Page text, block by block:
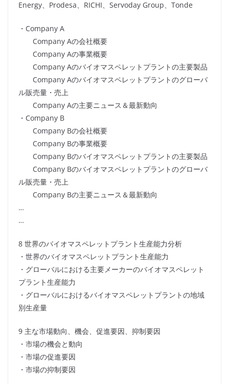
Energy、Prodesa、RICHI、Servoday Group、Tonde
・Company A
Company Aの会社概要
Company Aの事業概要
Company Aのバイオマスペレットプラントの主要製品
Company Aのバイオマスペレットプラントのグローバ
ル販売量・売上
Company Aの主要ニュース＆最新動向
・Company B
Company Bの会社概要
Company Bの事業概要
Company Bのバイオマスペレットプラントの主要製品
Company Bのバイオマスペレットプラントのグローバ
ル販売量・売上
Company Bの主要ニュース＆最新動向
…
…
8 世界のバイオマスペレットプラント生産能力分析
・世界のバイオマスペレットプラント生産能力
・グローバルにおける主要メーカーのバイオマスペレット
プラント生産能力
・グローバルにおけるバイオマスペレットプラントの地域
別生産量
9 主な市場動向、機会、促進要因、抑制要因
・市場の機会と動向
・市場の促進要因
・市場の抑制要因